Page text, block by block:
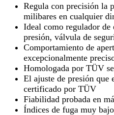
Regula con precisión la
milibares en cualquier
Ideal como regulador de
presión, válvula de
Comportamiento de
excepcionalmente
Homologada por TÜV
El ajuste de presión que
certificado por TÜV
Fiabilidad probada en
Índices de fuga muy